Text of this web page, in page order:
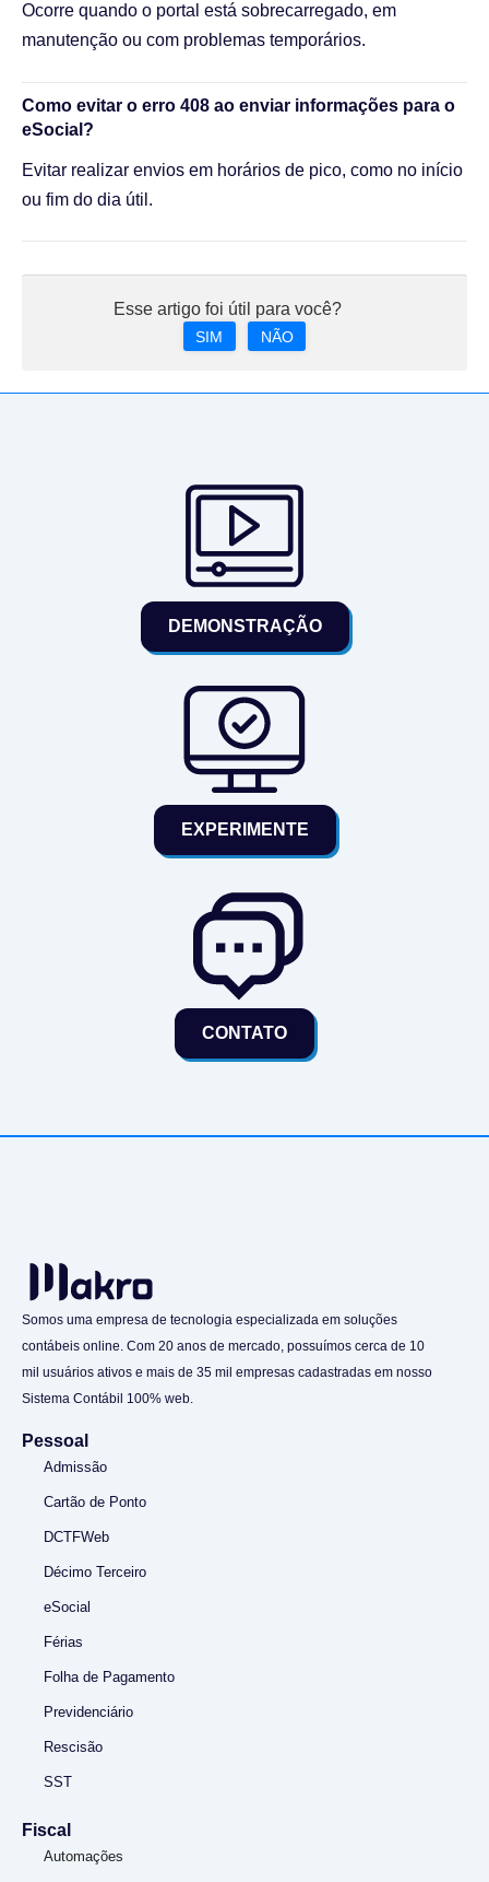
Ocorre quando o portal está sobrecarregado, em
manutenção ou com problemas temporários.
Como evitar o erro 408 ao enviar informações para o
eSocial?
Evitar realizar envios em horários de pico, como no início
ou fim do dia útil.
Esse artigo foi útil para você?
SIM NÃO
DEMONSTRAÇÃO
EXPERIMENTE
CONTATO
Somos uma empresa de tecnologia especializada em soluções
contábeis online. Com 20 anos de mercado, possuímos cerca de 10
mil usuários ativos e mais de 35 mil empresas cadastradas em nosso
Sistema Contábil 100% web.
Pessoal
Admissão
Cartão de Ponto
DCTFWeb
Décimo Terceiro
eSocial
Férias
Folha de Pagamento
Previdenciário
Rescisão
SST
Fiscal
Automações